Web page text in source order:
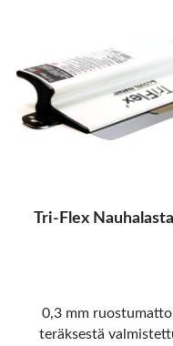
Tri-Flex
0,3 mm
teräksestä